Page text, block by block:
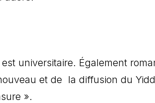
universitaire. Également
et de la diffusion du
».